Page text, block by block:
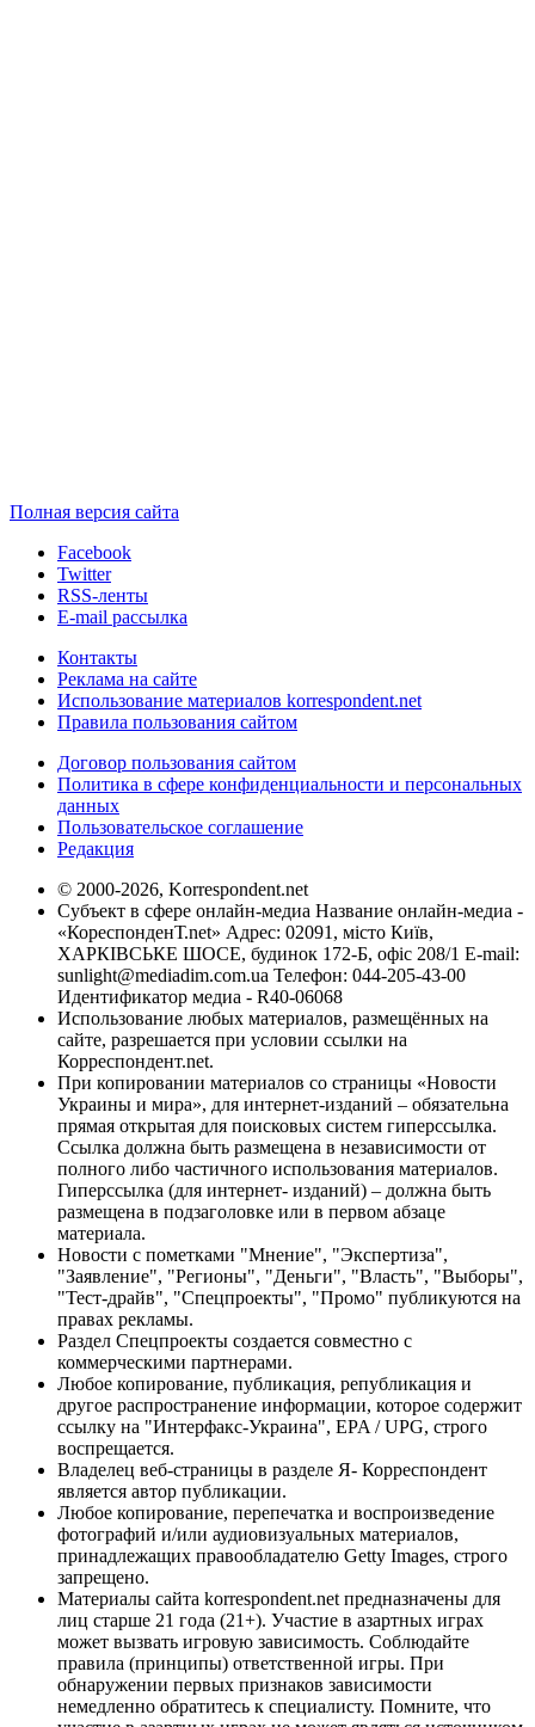
Полная версия сайта
Facebook
Twitter
RSS-ленты
E-mail рассылка
Контакты
Реклама на сайте
Использование материалов korrespondent.net
Правила пользования сайтом
Договор пользования сайтом
Политика в сфере конфиденциальности и персональных
данных
Пользовательское соглашение
Редакция
© 2000-2026, Korrespondent.net
Субъект в сфере онлайн-медиа Название онлайн-медиа -
«КореспонденТ.net» Адрес: 02091, місто Київ,
ХАРКІВСЬКЕ ШОСЕ, будинок 172-Б, офіс 208/1 E-mail:
sunlight@mediadim.com.ua Телефон: 044-205-43-00
Идентификатор медиа - R40-06068
Использование любых материалов, размещённых на
сайте, разрешается при условии ссылки на
Корреспондент.net.
При копировании материалов со страницы «Новости
Украины и мира», для интернет-изданий – обязательна
прямая открытая для поисковых систем гиперссылка.
Ссылка должна быть размещена в независимости от
полного либо частичного использования материалов.
Гиперссылка (для интернет- изданий) – должна быть
размещена в подзаголовке или в первом абзаце
материала.
Новости с пометками "Мнение", "Экспертиза",
"Заявление", "Регионы", "Деньги", "Власть", "Выборы",
"Тест-драйв", "Спецпроекты", "Промо" публикуются на
правах рекламы.
Раздел Спецпроекты создается совместно с
коммерческими партнерами.
Любое копирование, публикация, републикация и
другое распространение информации, которое содержит
ссылку на "Интерфакс-Украина", EPA / UPG, строго
воспрещается.
Владелец веб-страницы в разделе Я- Корреспондент
является автор публикации.
Любое копирование, перепечатка и воспроизведение
фотографий и/или аудиовизуальных материалов,
принадлежащих правообладателю Getty Images, строго
запрещено.
Материалы сайта korrespondent.net предназначены для
лиц старше 21 года (21+). Участие в азартных играх
может вызвать игровую зависимость. Соблюдайте
правила (принципы) ответственной игры. При
обнаружении первых признаков зависимости
немедленно обратитесь к специалисту. Помните, что